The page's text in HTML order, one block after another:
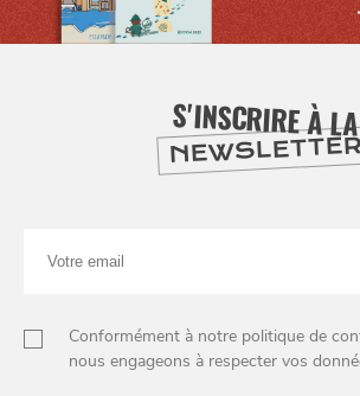
SE
DIVERTIR
S'INSCRIRE À LA
NEWSLETTER
email
Conformément à notre politique de
nous engageons à respecter vos